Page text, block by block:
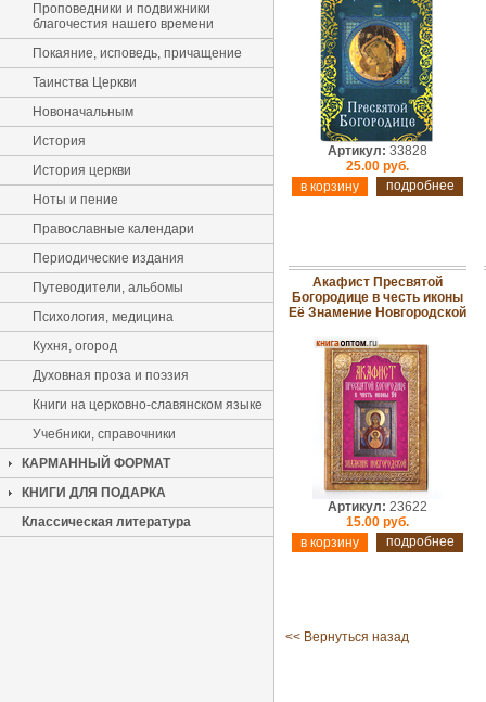
Проповедники и подвижники
благочестия нашего времени
Покаяние, исповедь, причащение
Таинства Церкви
Новоначальным
История
История церкви
Ноты и пение
Православные календари
Периодические издания
Путеводители, альбомы
Психология, медицина
Кухня, огород
Духовная проза и поэзия
Книги на церковно-славянском языке
Учебники, справочники
КАРМАННЫЙ ФОРМАТ
КНИГИ ДЛЯ ПОДАРКА
Классическая литература
Артикул: 33828
25.00 руб.
подробнее
Акафист Пресвятой
Богородице в честь иконы
Её Знамение Новгородской
Артикул: 23622
15.00 руб.
подробнее
<< Вернуться назад